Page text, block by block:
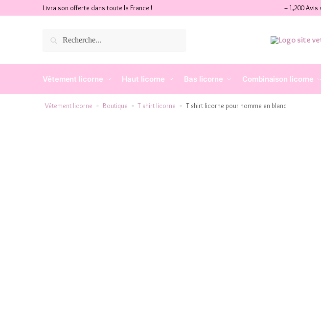
Livraison offerte dans toute la France ! + 1,200
Recherche
Vêtement licorne Haut licorne Bas licorne Combinaison licorne
Vêtement licorne » Boutique » T shirt licorne » T shirt licorne pour homme en blanc